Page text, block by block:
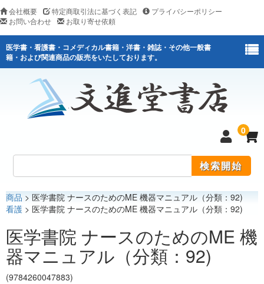
会社概要 特定商取引法に基づく表記
プライバシーポリシー
お問い合わせ
お取り寄せ依頼
医学書・看護書・コメディカル書籍・洋書・雑誌・その他一般書
籍・および関連商品の販売をいたしております。
0
医学
医薬関連
レジデント
商品 > 医学書院 ナースのためのME 機器マニュアル（分類：92)
看護 > 医学書院 ナースのためのME 機器マニュアル（分類：92)
医学書院 ナースのためのME 機
器マニュアル（分類：92)
(9784260047883)